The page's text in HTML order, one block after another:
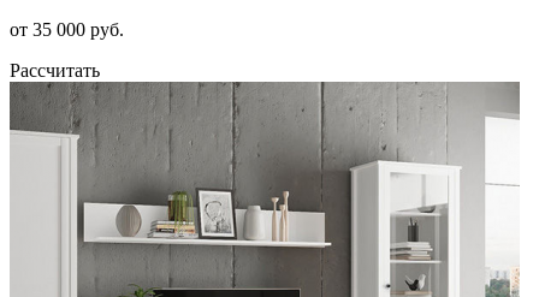
от 35 000 руб.
Рассчитать